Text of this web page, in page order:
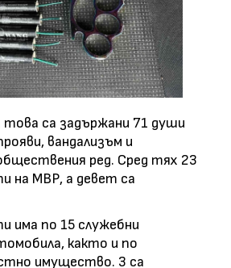
са задържани 71 души
вандализъм и
ред. Сред тях 23
на МВР, а девет са
има по 15 служебни
както и по
имущество. 3 са